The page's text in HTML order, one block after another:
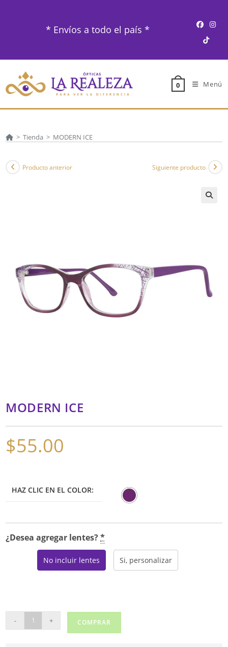
* Envíos a todo el país *
0 Menú
> Tienda > MODERN ICE
Producto anterior Siguiente producto
MODERN ICE
$55.00
HAZ CLIC EN EL COLOR:
¿Desea agregar lentes?*
No incluir lentes Si, personalizar
MODERN
ICE
- + COMPRAR